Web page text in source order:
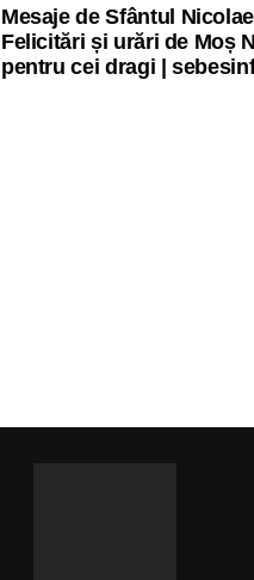
Mesaje de Sfântul
Felicitări și urări de Moș
pentru cei dragi |